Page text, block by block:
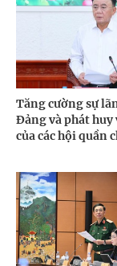
Tăng cường sự
Đảng và phát huy
của các hội quần